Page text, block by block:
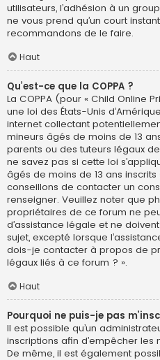
utilisateurs, l’adhésion à un
ne vous prend qu’un court
recommandons de le faire.
Haut
Qu’est-ce que la COPPA ?
La COPPA (pour « Child Online
une loi des États-Unis
internet collectant
mineurs âgés de moins de 13
parents ou des tuteurs légaux
ne savez pas si cette loi
âgés de moins de 13 ans
conseillons de contacter un
renseigner. Veuillez noter que
propriétaires de ce forum ne
d’assistance légale et ne
sujet, excepté lorsque
dois-je contacter à propos de
légaux liés à ce forum ? ».
Haut
Pourquoi ne puis-je pas
Il est possible qu’un
inscriptions afin d’empêcher les
De même, il est également